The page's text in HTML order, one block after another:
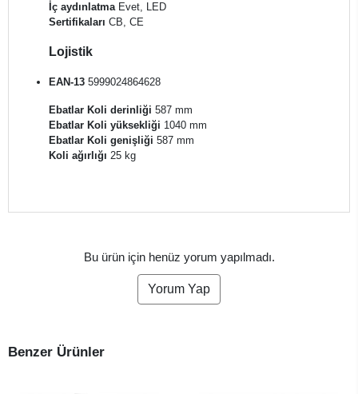
İç aydınlatmaEvet, LED
Sertifikaları CB, CE
Lojistik
EAN-13 5999024864628
Ebatlar Koli derinliği 587 mm
Ebatlar Koli yüksekliği 1040 mm
Ebatlar Koli genişliği 587 mm
Koli ağırlığı 25 kg
Bu ürün için henüz yorum yapılmadı.
Yorum Yap
Benzer Ürünler